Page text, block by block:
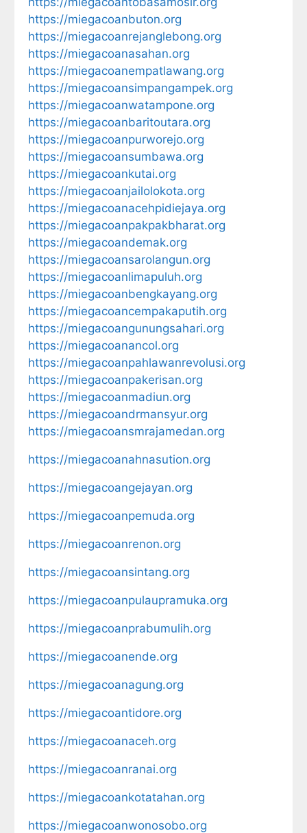
https://miegacoanbuton.org
https://miegacoanrejanglebong.org
https://miegacoanasahan.org
https://miegacoanempatlawang.org
https://miegacoansimpangampek.org
https://miegacoanwatampone.org
https://miegacoanbaritoutara.org
https://miegacoanpurworejo.org
https://miegacoansumbawa.org
https://miegacoankutai.org
https://miegacoanjailolokota.org
https://miegacoanacehpidiejaya.org
https://miegacoanpakpakbharat.org
https://miegacoandemak.org
https://miegacoansarolangun.org
https://miegacoanlimapuluh.org
https://miegacoanbengkayang.org
https://miegacoancempakaputih.org
https://miegacoangunungsahari.org
https://miegacoanancol.org
https://miegacoanpahlawanrevolusi.org
https://miegacoanpakerisan.org
https://miegacoanmadiun.org
https://miegacoandrmansyur.org
https://miegacoansmrajamedan.org
https://miegacoanahnasution.org
https://miegacoangejayan.org
https://miegacoanpemuda.org
https://miegacoanrenon.org
https://miegacoansintang.org
https://miegacoanpulaupramuka.org
https://miegacoanprabumulih.org
https://miegacoanende.org
https://miegacoanagung.org
https://miegacoantidore.org
https://miegacoanaceh.org
https://miegacoanranai.org
https://miegacoankotatahan.org
https://miegacoanwonosobo.org